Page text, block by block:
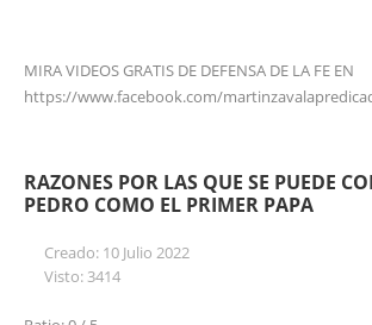
MIRA VIDEOS GRATIS DE DEFENSA DE LA FE EN
https://www.facebook.com/
RAZONES POR LAS QUE SE PUEDE
PEDRO COMO EL PRIMER PAPA
Creado: 10 Julio 2022
Visto: 3414